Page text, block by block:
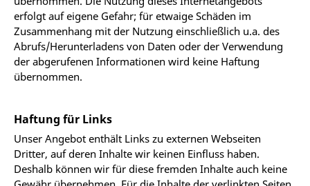
erfolgt auf eigene Gefahr; für etwaige Schäden im
Zusammenhang mit der Nutzung einschließlich u.a. des
Abrufs/Herunterladens von Daten oder der Verwendung
der abgerufenen Informationen wird keine Haftung
übernommen.
Haftung für Links
Unser Angebot enthält Links zu externen Webseiten
Dritter, auf deren Inhalte wir keinen Einfluss haben.
Deshalb können wir für diese fremden Inhalte auch keine